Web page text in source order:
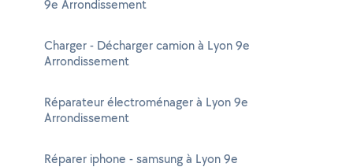
9e Arrondissement
Charger - Décharger camion à Lyon 9e
Arrondissement
Réparateur électroménager à Lyon 9e
Arrondissement
Réparer iphone - samsung à Lyon 9e